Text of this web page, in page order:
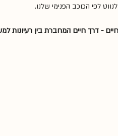
לפי הכוכב הפנימי שלנו.
- דרך חיים המחברת בין רעיונות